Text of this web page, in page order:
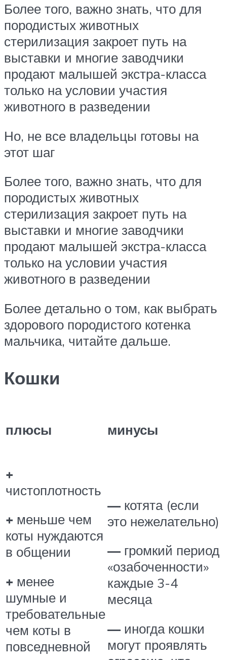
Более того, важно знать, что для
породистых животных
стерилизация закроет путь на
выставки и многие заводчики
продают малышей экстра-класса
только на условии участия
животного в разведении
Но, не все владельцы готовы на
этот шаг
Более того, важно знать, что для
породистых животных
стерилизация закроет путь на
выставки и многие заводчики
продают малышей экстра-класса
только на условии участия
животного в разведении
Более детально о том, как выбрать
здорового породистого котенка
мальчика, читайте дальше.
Кошки
плюсы минусы
+
чистоплотность
+ меньше чем
коты нуждаются
в общении
+ менее
шумные и
требовательные
чем коты в
повседневной
— котята (если
это нежелательно)
— громкий период
«озабоченности»
каждые 3-4
месяца
— иногда кошки
могут проявлять